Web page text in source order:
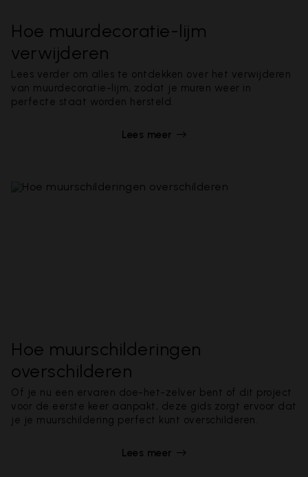
Hoe muurdecoratie-lijm
verwijderen
Lees verder om alles te ontdekken over het verwijderen
van muurdecoratie-lijm, zodat je muren weer in
perfecte staat worden hersteld.
Lees meer
Hoe muurschilderingen
overschilderen
Of je nu een ervaren doe-het-zelver bent of dit project
voor de eerste keer aanpakt, deze gids zorgt ervoor dat
je je muurschildering perfect kunt overschilderen.
Lees meer